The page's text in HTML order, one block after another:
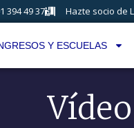
394 49 37 Hazte socio de
Y ESCUELAS